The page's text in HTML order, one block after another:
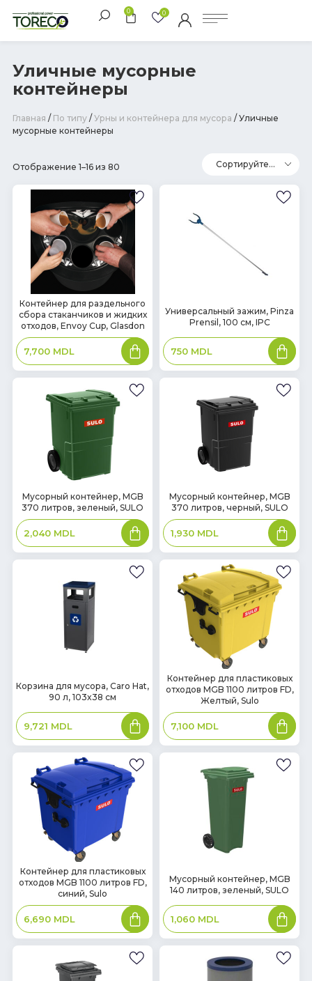
0 0
Уличные мусорные
контейнеры
Главная / По типу / Урны и контейнера для мусора / Уличные
мусорные контейнеры
Отображение 1–16 из 80
В
наличии
Контейнер для раздельного
сбора стаканчиков и жидких
отходов, Envoy Cup, Glasdon
7,700 MDL
В
корзину
В
наличии
Универсальный зажим, Pinza
Prensil, 100 см, IPC
750 MDL
В
корзину
В
наличии
Мусорный контейнер, MGB
370 литров, зеленый, SULO
2,040 MDL
В
корзину
В
наличии
Мусорный контейнер, MGB
370 литров, черный, SULO
1,930 MDL
В
корзину
В
наличии
Корзина для мусора, Caro Hat,
90 л, 103x38 см
9,721 MDL
В
корзину
В
наличии
Контейнер для пластиковых
отходов MGB 1100 литров FD,
Желтый, Sulo
7,100 MDL
В
корзину
В
наличии
Контейнер для пластиковых
отходов MGB 1100 литров FD,
синий, Sulo
6,690 MDL
В
корзину
В
наличии
Мусорный контейнер, MGB
140 литров, зеленый, SULO
1,060 MDL
В
корзину